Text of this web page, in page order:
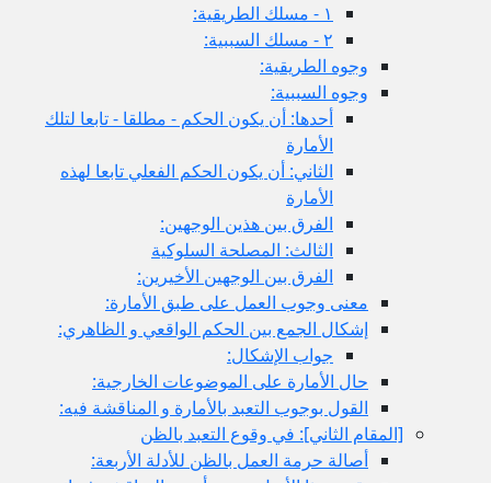
وجوه الطريقية:
أحدها: أن يكون الحكم - مطلقا - تابعا لتلك
الثاني: أن يكون الحكم الفعلي تابعا لهذه
الفرق بين هذين الوجهين:
الثالث: المصلحة السلوكية
الفرق بين الوجهين الأخيرين:
معنى وجوب العمل على طبق الأمارة:
إشكال الجمع بين الحكم الواقعي و الظاهري:
جواب الإشكال:
حال الأمارة على الموضوعات الخارجية:
القول بوجوب التعبد بالأمارة و المناقشة فيه:
الثاني‏]: في وقوع التعبد بالظن
أصالة حرمة العمل بالظن للأدلة الأربعة: